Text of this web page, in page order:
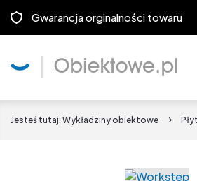
Gwarancja orginalności towaru
Jesteś tutaj: Wykładziny obiektowe